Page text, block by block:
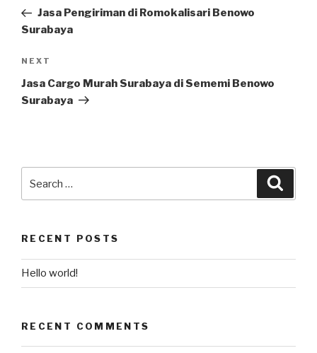
Jasa Pengiriman di Romokalisari Benowo
Surabaya
NEXT
Jasa Cargo Murah Surabaya di Sememi Benowo
Surabaya
RECENT POSTS
Hello world!
RECENT COMMENTS